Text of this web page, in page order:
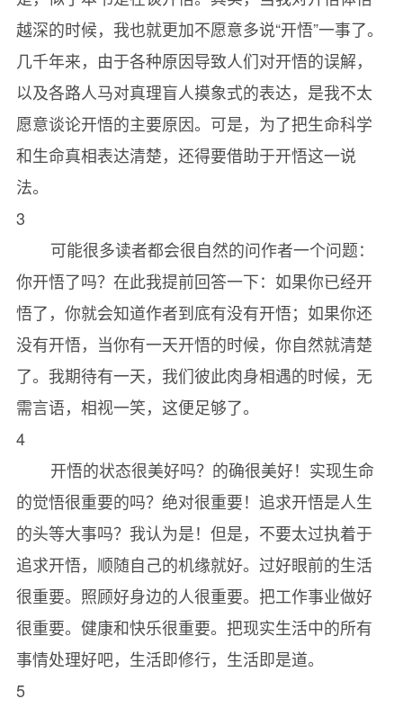
21当下觉醒//185
22契入真相//194
越深的时候，我也就更加不愿意多说“开悟”一事了。
几千年来，由于各种原因导致人们对开悟的误解，
以及各路人马对真理盲人摸象式的表达，是我不太
愿意谈论开悟的主要原因。可是，为了把生命科学
和生命真相表达清楚，还得要借助于开悟这一说
法。
3
可能很多读者都会很自然的问作者一个问题：
你开悟了吗？在此我提前回答一下：如果你已经开
悟了，你就会知道作者到底有没有开悟；如果你还
没有开悟，当你有一天开悟的时候，你自然就清楚
了。我期待有一天，我们彼此肉身相遇的时候，无
需言语，相视一笑，这便足够了。
4
开悟的状态很美好吗？的确很美好！实现生命
的觉悟很重要的吗？绝对很重要！追求开悟是人生
的头等大事吗？我认为是！但是，不要太过执着于
追求开悟，顺随自己的机缘就好。过好眼前的生活
很重要。照顾好身边的人很重要。把工作事业做好
很重要。健康和快乐很重要。把现实生活中的所有
事情处理好吧，生活即修行，生活即是道。
5